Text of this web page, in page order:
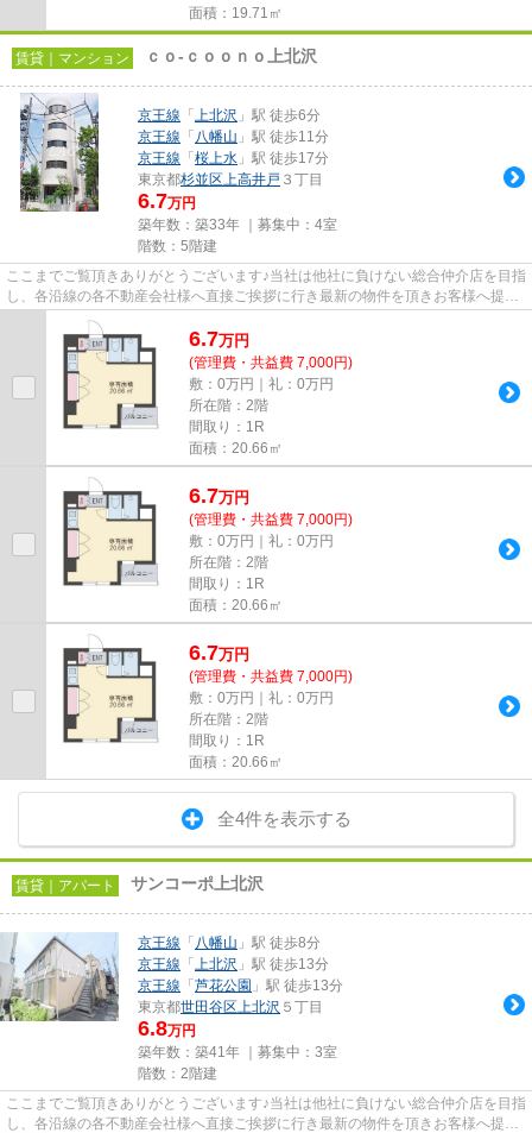
面積：19.71㎡
賃貸｜マンション ｃｏ-ｃｏｏｎｏ上北沢
京王線 「 上北沢 」駅 徒歩6分
京王線 「 八幡山 」駅 徒歩11分
京王線 「 桜上水 」駅 徒歩17分
東京都杉並区上高井戸 ３丁目
6.7万円
築年数：築33年 ｜募集中： 4室
階数：5階建
ここまでご覧頂きありがとうございます♪当社は他社に負けない総合仲介店を目指
し、各沿線の各不動産会社様へ直接ご挨拶に行き最新の物件を頂きお客様へ提供
しております！最新の情報は...
6.7万円
(管理費・共益費 7,000円)
敷：0万円｜礼：0万円
所在階：2階
間取り：1R
面積：20.66㎡
6.7万円
(管理費・共益費 7,000円)
敷：0万円｜礼：0万円
所在階：2階
間取り：1R
面積：20.66㎡
6.7万円
(管理費・共益費 7,000円)
敷：0万円｜礼：0万円
所在階：2階
間取り：1R
面積：20.66㎡
全4件を表示する
賃貸｜アパート サンコーポ上北沢
京王線 「 八幡山 」駅 徒歩8分
京王線 「 上北沢 」駅 徒歩13分
京王線 「 芦花公園 」駅 徒歩13分
東京都世田谷区上北沢 ５丁目
6.8万円
築年数：築41年 ｜募集中： 3室
階数：2階建
ここまでご覧頂きありがとうございます♪当社は他社に負けない総合仲介店を目指
し、各沿線の各不動産会社様へ直接ご挨拶に行き最新の物件を頂きお客様へ提供